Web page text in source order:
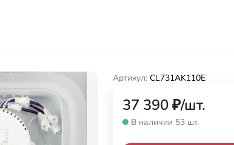
Артикул: CL731AK110E
37 390₽/шт.
В наличии 53 шт.